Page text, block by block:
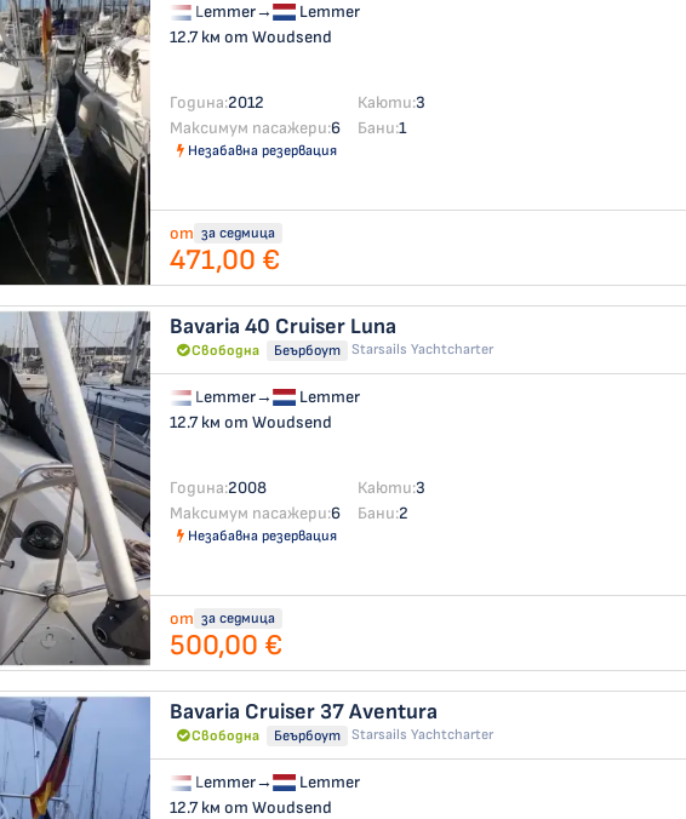
Lemmer→
Lemmer
12.7 км от Woudsend
Година:2012 Каюти:3
Максимум пасажери:6 Бани:1
Незабавна резервация
от за седмица
471,00 €
Bavaria 40 Cruiser Luna
Свободна Беърбоут Starsails Yachtcharter
Lemmer→
Lemmer
12.7 км от Woudsend
Година:2008 Каюти:3
Максимум пасажери:6 Бани:2
Незабавна резервация
от за седмица
500,00 €
Bavaria Cruiser 37Aventura
Свободна Беърбоут Starsails Yachtcharter
Lemmer→
Lemmer
12.7 км от Woudsend